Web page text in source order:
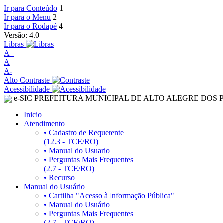
Ir para Conteúdo 1
Ir para o Menu 2
Ir para o Rodapé 4
Versão: 4.0
Libras
A+
A
A-
Alto Contraste
Acessibilidade
e-SIC PREFEITURA MUNICIPAL DE ALTO ALEGRE DOS
Inicio
Atendimento
• Cadastro de Requerente
(12.3 - TCE/RO)
• Manual do Usuario
• Perguntas Mais Frequentes
(2.7 - TCE/RO)
• Recurso
Manual do Usuário
• Cartilha "Acesso à Informação Pública"
• Manual do Usuário
• Perguntas Mais Frequentes